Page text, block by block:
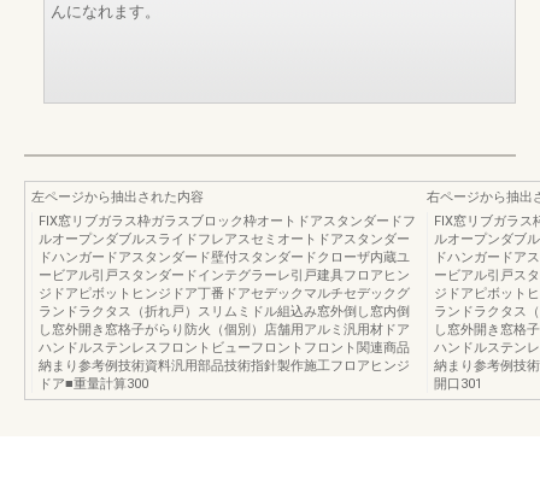
んになれます。
左ページから抽出された内容
FIX窓リブガラス枠ガラスブロック枠オートドアスタンダードフ
ルオープンダブルスライドフレアスセミオートドアスタンダー
ドハンガードアスタンダード壁付スタンダードクローザ内蔵ユ
ービアル引戸スタンダードインテグラーレ引戸建具フロアヒン
ジドアピボットヒンジドア丁番ドアセデックマルチセデックグ
ランドラクタス（折れ戸）スリムミドル組込み窓外倒し窓内倒
し窓外開き窓格子がらり防火（個別）店舗用アルミ汎用材ドア
ハンドルステンレスフロントビューフロントフロント関連商品
納まり参考例技術資料汎用部品技術指針製作施工フロアヒンジ
ドア■重量計算300
右ページから抽出
FIX窓リブガラス
ルオープンダブ
ドハンガードア
ービアル引戸ス
ジドアピボット
ランドラクタス
し窓外開き窓格
ハンドルステン
納まり参考例技
開口301